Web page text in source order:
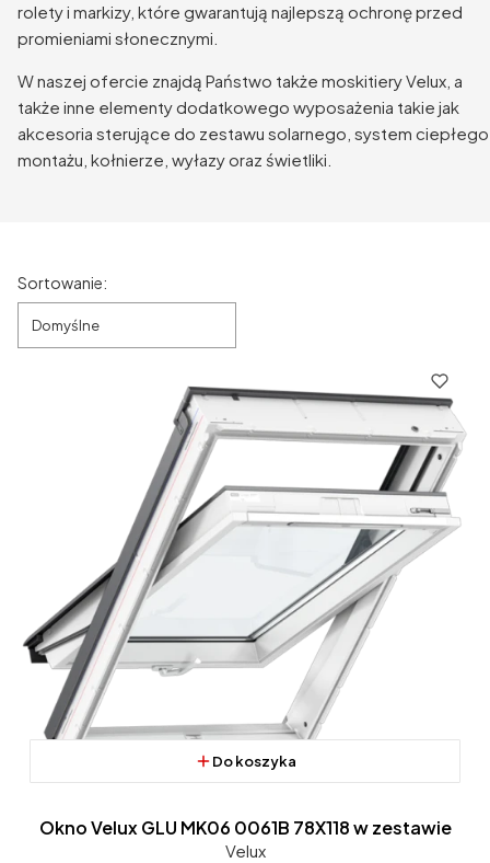
rolety i markizy, które gwarantują najlepszą ochronę przed
promieniami słonecznymi.
W naszej ofercie znajdą Państwo także moskitiery Velux, a
także inne elementy dodatkowego wyposażenia takie jak
akcesoria sterujące do zestawu solarnego, system ciepłego
montażu, kołnierze, wyłazy oraz świetliki.
Lista produktów
Sortowanie:
Domyślne
Do koszyka
Okno Velux GLU MK06 0061B 78X118 w zestawie
Velux